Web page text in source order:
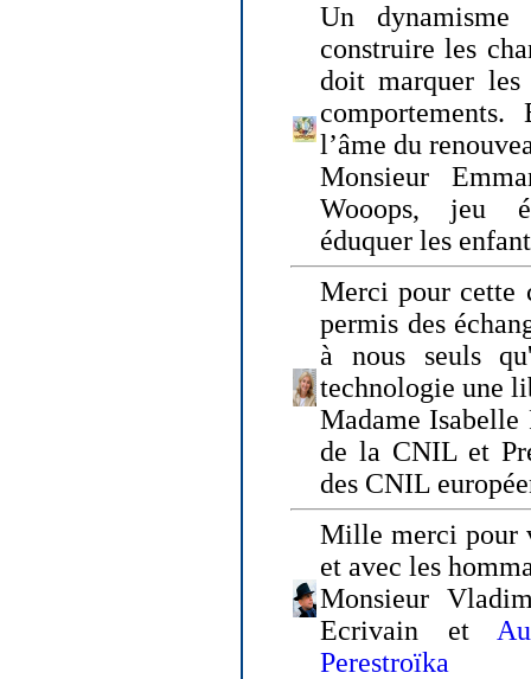
Un dynamisme
construire les
doit marquer les
l’âme du
Monsieur
Wooops, jeu
éduquer les
Merci pour cette
permis des
à nous seuls
technologie une
Madame Isabelle
de la CNIL et
des CNIL
Mille merci pour
et avec les
Monsieur
Ecrivain et
Perestroïka